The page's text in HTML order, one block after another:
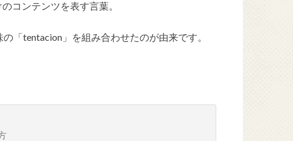
コンテンツを表す言葉。
「tentacion」を組み合わせたのが由来です。